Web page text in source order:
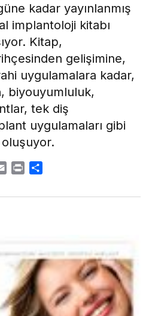
kadar yayınlanmış
implantoloji kitabı
Kitap,
gelişimine,
uygulamalara kadar,
biyouyumluluk,
tek diş
uygulamaları gibi
Email Print